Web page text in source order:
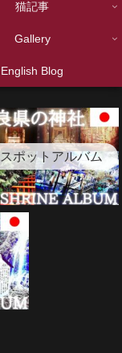
猫記事
Gallery
English Blog
ポットアルバム